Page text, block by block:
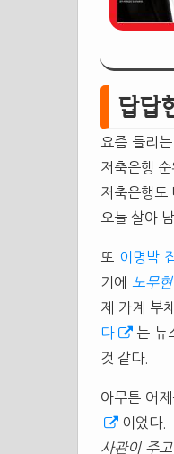
답답
요즘 들리
저축은행
저축은행도
오늘 살아
또 이명박
기에
노무현
제 가계 부
다
는 뉴
것 같다.
아무튼 어
이었다.
사관이 주